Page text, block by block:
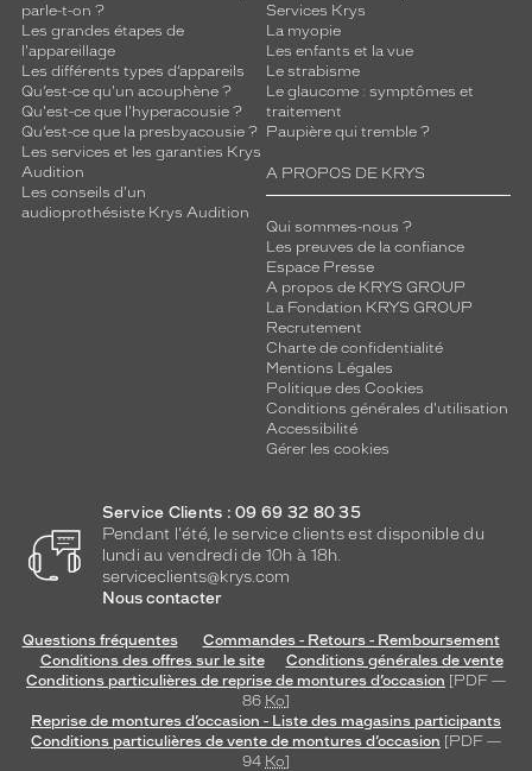
parle-t-on ?
Les grandes étapes de
l'appareillage
Les différents types d’appareils
Qu’est-ce qu'un acouphène ?
Qu'est-ce que l'hyperacousie ?
Qu’est-ce que la presbyacousie ?
Les services et les garanties Krys
Audition
Les conseils d'un
audioprothésiste Krys Audition
Services Krys
La myopie
Les enfants et la vue
Le strabisme
Le glaucome : symptômes et
traitement
Paupière qui tremble ?
A PROPOS DE KRYS
Qui sommes-nous ?
Les preuves de la confiance
Espace Presse
A propos de KRYS GROUP
La Fondation KRYS GROUP
Recrutement
Charte de confidentialité
Mentions Légales
Politique des Cookies
Conditions générales d'utilisation
Accessibilité
Gérer les cookies
Service Clients : 09 69 32 80 35
Pendant l'été, le service clients est disponible du
lundi au vendredi de 10h à 18h.
serviceclients@krys.com
Nous contacter
Questions fréquentes
Commandes - Retours - Remboursement
Conditions des offres sur le site
Conditions générales de vente
Conditions particulières de reprise de montures d’occasion [PDF —
86 Ko]
Reprise de montures d’occasion - Liste des magasins participants
Conditions particulières de vente de montures d’occasion [PDF —
94 Ko]